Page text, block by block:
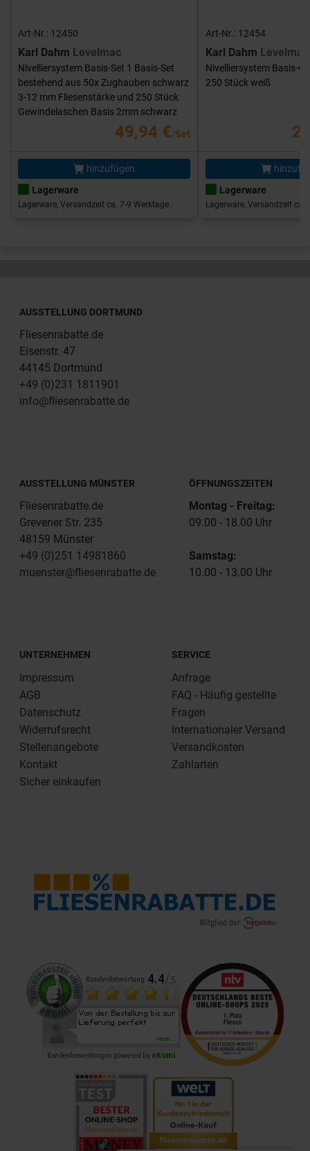
Art-Nr.: 12450
Karl Dahm Levelmac
Nivelliersystem Basis-Set 1 Basis-Set
bestehend aus 50x Zughauben schwarz
3-12 mm Fliesenstärke und 250 Stück
Gewindelaschen Basis 2mm schwarz
49,94 €/Set
hinzufügen
Lagerware
Lagerware, Versandzeit ca. 7-9 Werktage
Art-Nr.: 12454
Karl Dahm Levelmac
Nivelliersystem Basis-
250 Stück weiß
Lagerware
Lagerware, Versandzeit ca.
AUSSTELLUNG DORTMUND
Fliesenrabatte.de
Eisenstr. 47
44145 Dortmund
+49 (0)231 1811901
info@fliesenrabatte.de
AUSSTELLUNG MÜNSTER
Fliesenrabatte.de
Grevener Str. 235
48159 Münster
+49 (0)251 14981860
muenster@fliesenrabatte.de
ÖFFNUNGSZEITEN
Montag - Freitag:
09.00 - 18.00 Uhr
Samstag:
10.00 - 13.00 Uhr
UNTERNEHMEN
Impressum
AGB
Datenschutz
Widerrufsrecht
Stellenangebote
Kontakt
Sicher einkaufen
SERVICE
Anfrage
FAQ - Häufig gestellte
Fragen
Internationaler Versand
Versandkosten
Zahlarten